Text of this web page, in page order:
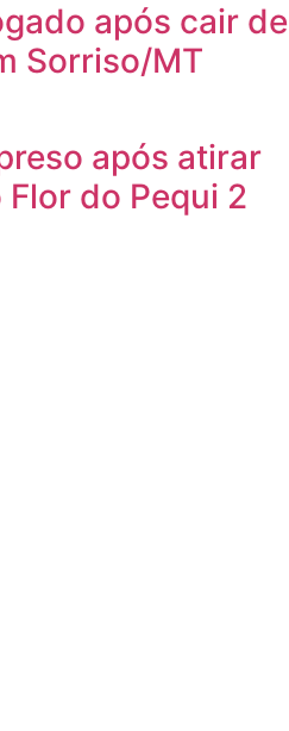
após cair de
Sorriso/MT
após atirar
do Pequi 2